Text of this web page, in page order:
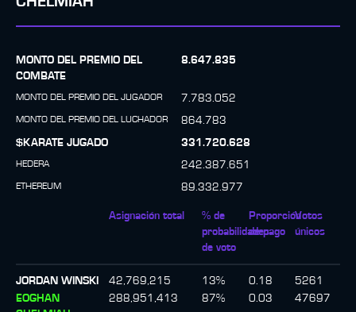
MONTO DEL PREMIO DEL
COMBATE
8.647.835
MONTO DEL PREMIO DEL JUGADOR 7.783.052
MONTO DEL PREMIO DEL LUCHADOR
864.783
$KARATE JUGADO
331.720.628
HEDERA 242.387.651
ETHEREUM 89.332.977
Asignación total
% de
probabilidades
de voto
Proporción
de pago
Votos
únicos
JORDAN WINSKI 42,769,215 13% 0.18
5261
EOGHAN
288,951,413 87% 0.03 47697